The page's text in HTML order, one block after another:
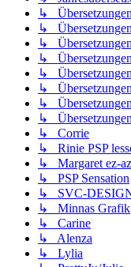
↳
↳
↳
↳
↳
↳
↳
↳
↳ Corrie
↳ Rinie PSP
↳ Margaret ez-az
↳ PSP Sensation
↳ SVC-DESIGN
↳ Minnas Grafik
↳ Carine
↳ Alenza
↳ Lylia